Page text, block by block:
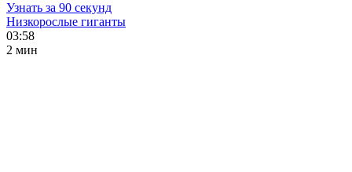
Узнать за 90 секунд
Низкорослые гиганты
03:58
2 мин